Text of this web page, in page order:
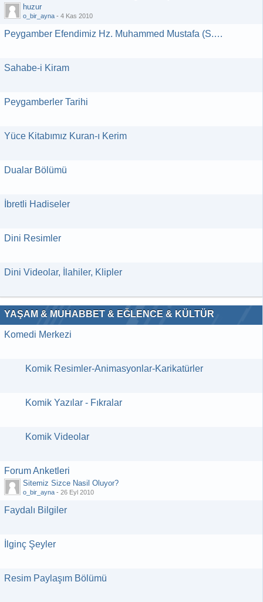
huzur
o_bir_ayna - 4 Kas 2010
Peygamber Efendimiz Hz. Muhammed Mustafa (S.A.V)
Sahabe-i Kiram
Peygamberler Tarihi
Yüce Kitabımız Kuran-ı Kerim
Dualar Bölümü
İbretli Hadiseler
Dini Resimler
Dini Videolar, İlahiler, Klipler
YAŞAM & MUHABBET & EĞLENCE & KÜLTÜR
Komedi Merkezi
Komik Resimler-Animasyonlar-Karikatürler
Komik Yazılar - Fıkralar
Komik Videolar
Forum Anketleri
Sitemiz Sizce Nasil Oluyor?
o_bir_ayna - 26 Eyl 2010
Faydalı Bilgiler
İlginç Şeyler
Resim Paylaşım Bölümü